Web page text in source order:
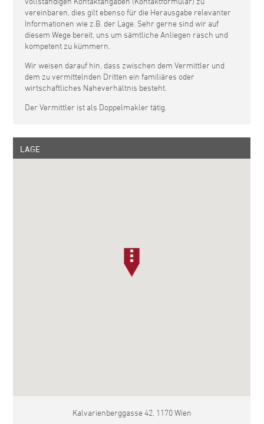
vereinbaren, dies gilt ebenso für die Herausgabe relevanter
Informationen wie z.B. der Lage. Sehr gerne sind wir auf
diesem Wege bereit, uns um sämtliche Anliegen rasch und
kompetent zu kümmern.
Wir weisen darauf hin, dass zwischen dem Vermittler und
dem zu vermittelnden Dritten ein familiäres oder
wirtschaftliches Naheverhältnis besteht.
Der Vermittler ist als Doppelmakler tätig.
LAGE
Kalvarienberggasse 42, 1170 Wien